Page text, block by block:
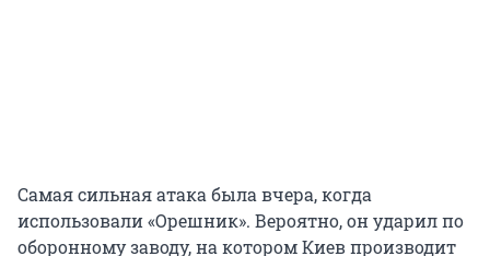
Самая сильная атака была вчера, когда
использовали «Орешник». Вероятно, он ударил по
оборонному заводу, на котором Киев производит